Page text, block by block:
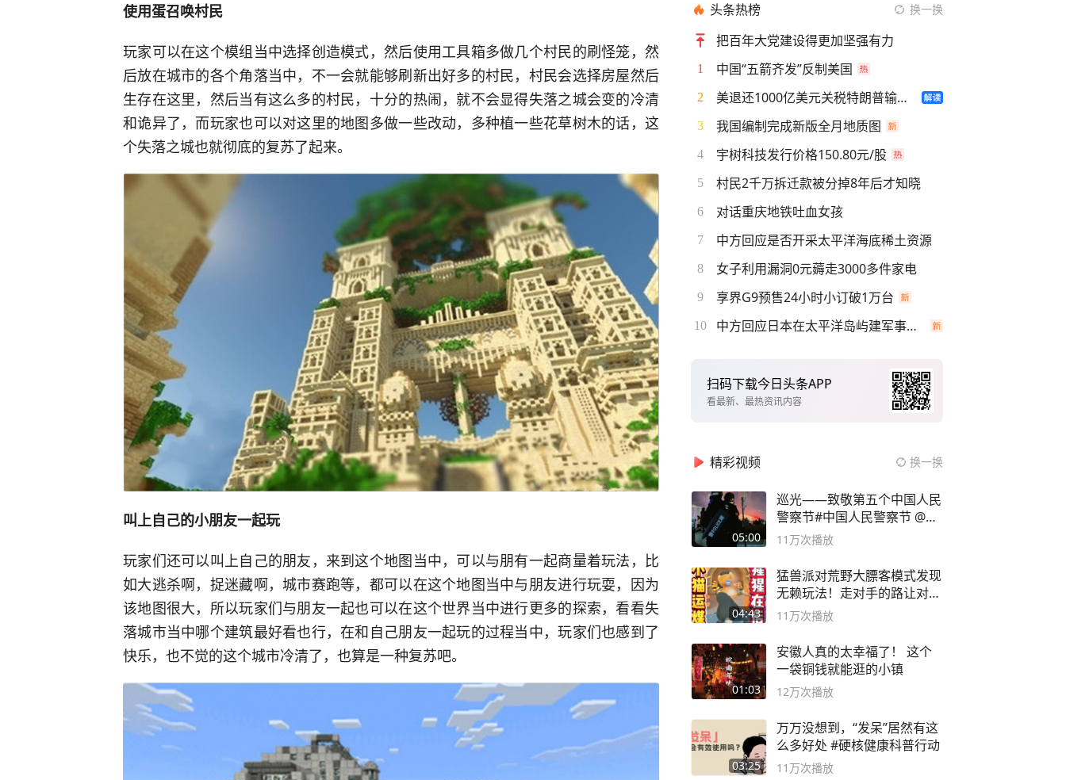
使用蛋召唤村民
玩家可以在这个模组当中选择创造模式，然后使用工具箱多做几个村民的刷怪笼，然
后放在城市的各个角落当中，不一会就能够刷新出好多的村民，村民会选择房屋然后
生存在这里，然后当有这么多的村民，十分的热闹，就不会显得失落之城会变的冷清
和诡异了，而玩家也可以对这里的地图多做一些改动，多种植一些花草树木的话，这
个失落之城也就彻底的复苏了起来。
叫上自己的小朋友一起玩
玩家们还可以叫上自己的朋友，来到这个地图当中，可以与朋有一起商量着玩法，比
如大逃杀啊，捉迷藏啊，城市赛跑等，都可以在这个地图当中与朋友进行玩耍，因为
该地图很大，所以玩家们与朋友一起也可以在这个世界当中进行更多的探索，看看失
落城市当中哪个建筑最好看也行，在和自己朋友一起玩的过程当中，玩家们也感到了
快乐，也不觉的这个城市冷清了，也算是一种复苏吧。
头条热榜 换一换
把百年大党建设得更加坚强有力
1 中国“五箭齐发”反制美国
2 美退还1000亿美元关税特朗普输了吗
3 我国编制完成新版全月地质图
4 宇树科技发行价格150.80元/股
5 村民2千万拆迁款被分掉8年后才知晓
6 对话重庆地铁吐血女孩
7 中方回应是否开采太平洋海底稀土资源
8 女子利用漏洞0元薅走3000多件家电
9 享界G9预售24小时小订破1万台
10 中方回应日本在太平洋岛屿建军事设施
扫码下载今日头条APP
看最新、最热资讯内容
精彩视频 换一换
05:00
巡光——致敬第五个中国人民
警察节#中国人民警察节 @抖
音小助手
11万次播放
04:43
猛兽派对荒野大膘客模式发现
无赖玩法！走对手的路让对手
无路可走
11万次播放
01:03
安徽人真的太幸福了！ 这个
一袋铜钱就能逛的小镇
12万次播放
03:25
万万没想到，“发呆”居然有这
么多好处 #硬核健康科普行动
11万次播放